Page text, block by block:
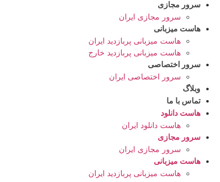
سرور مجازی
سرور مجازی ایران
هاست میزبانی
هاست میزبانی پربازدید ایران
هاست میزبانی پربازدید خارج
سرور اختصاصی
سرور اختصاصی ایران
وبلاگ
تماس با ما
هاست دانلود
هاست دانلود ایران
سرور مجازی
سرور مجازی ایران
هاست میزبانی
هاست میزبانی پربازدید ایران